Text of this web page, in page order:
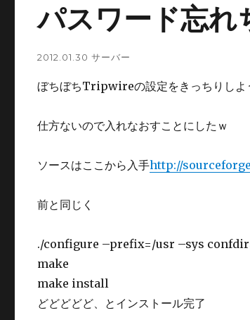
パスワード忘れ
2012.01.30 サーバー
ぼちぼちTripwireの設定をきっちりしよ
仕方ないので入れなおすことにしたｗ
ソースはここから入手http://
前と同じく
./configure –prefix=/usr –sys
make
make install
どどどどど、とインストール完了